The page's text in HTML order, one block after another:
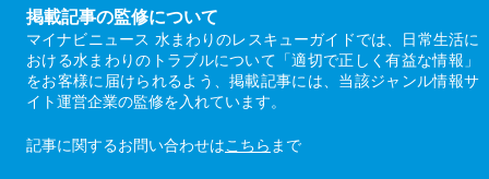
掲載記事の監修について
マイナビニュース 水まわりのレスキューガイドでは、日常生活に
おける水まわりのトラブルについて「適切で正しく有益な情報」
をお客様に届けられるよう、掲載記事には、当該ジャンル情報サ
イト運営企業の監修を入れています。
記事に関するお問い合わせはこちら まで